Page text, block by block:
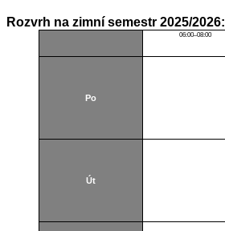
Rozvrh na zimní semestr 2025/2026:
06:00–08:00
Po
Út